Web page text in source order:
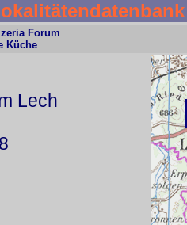
Forum
Küche
Lech